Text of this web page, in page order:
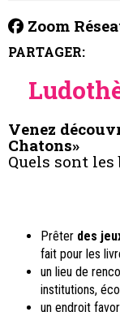
Zoom
PARTAGER:
Venez
Chatons»
Quels sont
Prêter des
fait pour les
un lieu de
institutions,
un endroit